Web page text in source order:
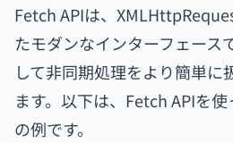
Fetch APIは、
たモダンなインターフェース
して非同期処理をより簡単に
ます。以下は、Fetch APIを
の例です。